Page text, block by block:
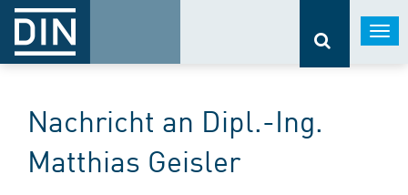
Nachricht an Dipl.-Ing.
Matthias Geisler